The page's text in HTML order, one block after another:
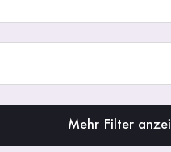
Mehr Filter